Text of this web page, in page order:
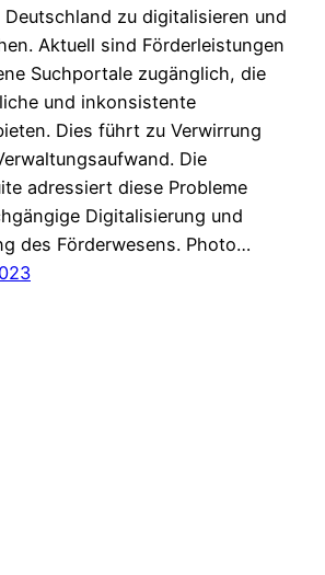
Deutschland zu digitalisieren und
Aktuell sind Förderleistungen
Suchportale zugänglich, die
und inkonsistente
Dies führt zu Verwirrung
Die
adressiert diese Probleme
Digitalisierung und
des Förderwesens. Photo…